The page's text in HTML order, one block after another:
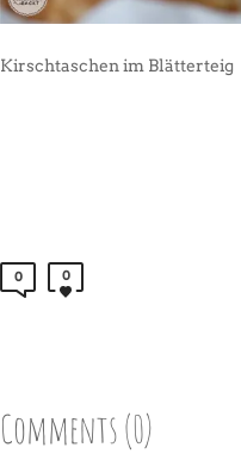
Kirschtaschen im Blätterteig
0 0
Comments (0)